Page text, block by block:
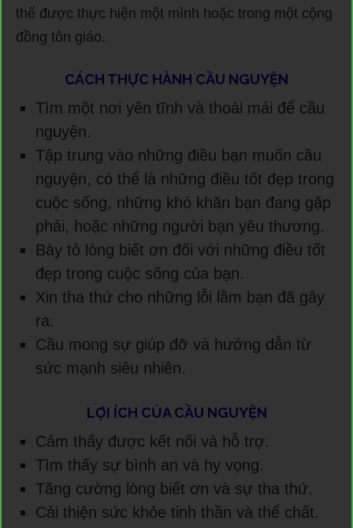
thể được thực hiện một mình hoặc trong một cộng
đồng tôn giáo.
CÁCH THỰC HÀNH CẦU NGUYỆN
Tìm một nơi yên tĩnh và thoải mái để cầu
nguyện.
Tập trung vào những điều bạn muốn cầu
nguyện, có thể là những điều tốt đẹp trong
cuộc sống, những khó khăn bạn đang gặp
phải, hoặc những người bạn yêu thương.
Bày tỏ lòng biết ơn đối với những điều tốt
đẹp trong cuộc sống của bạn.
Xin tha thứ cho những lỗi lầm bạn đã gây
ra.
Cầu mong sự giúp đỡ và hướng dẫn từ
sức mạnh siêu nhiên.
LỢI ÍCH CỦA CẦU NGUYỆN
Cảm thấy được kết nối và hỗ trợ.
Tìm thấy sự bình an và hy vọng.
Tăng cường lòng biết ơn và sự tha thứ.
Cải thiện sức khỏe tinh thần và thể chất.